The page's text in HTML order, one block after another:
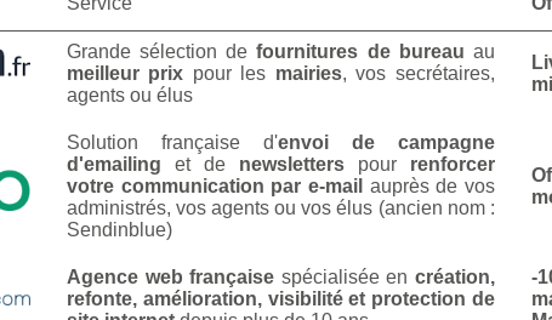
Grande sélection defournitures de bureau au
meilleur prix pour les mairies, vos secrétaires,
agents ou élus
Solution française d'envoi de campagne
d'emailing et de newsletterspour renforcer
votre communication par e-mail auprès de vos
administrés, vos agents ou vos élus (ancien nom :
Sendinblue)
Agence web française spécialisée en création,
refonte, amélioration, visibilité et protection de
-